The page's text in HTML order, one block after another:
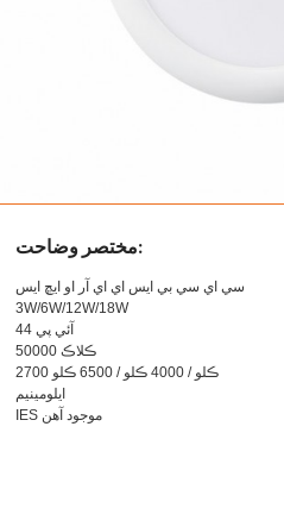
مختصر وضاحت:
سي اي سي بي ايس اي اي آر او ايڇ ايس
3W/6W/12W/18W
آئي پي 44
50000 ڪلاڪ
2700 ڪلو / 4000 ڪلو / 6500 ڪلو
ايلومينيم
IES موجود آهن